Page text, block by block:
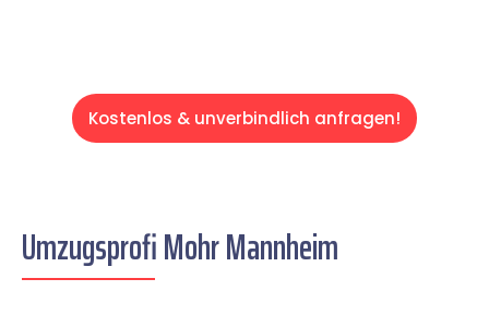
Kostenlos & unverbindlich anfragen!
Umzugsprofi Mohr Mannheim